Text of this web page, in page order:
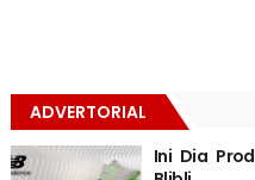
ADVERTORIAL
Ini Dia